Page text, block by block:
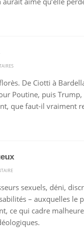
ET
DÉCOMBRES
De Ciotti à
Poutine, puis
que faut-il vraiment
SUR
SILENCE
DES
VERTUEUX
sexuels, déni,
– auxquelles
ce qui cadre